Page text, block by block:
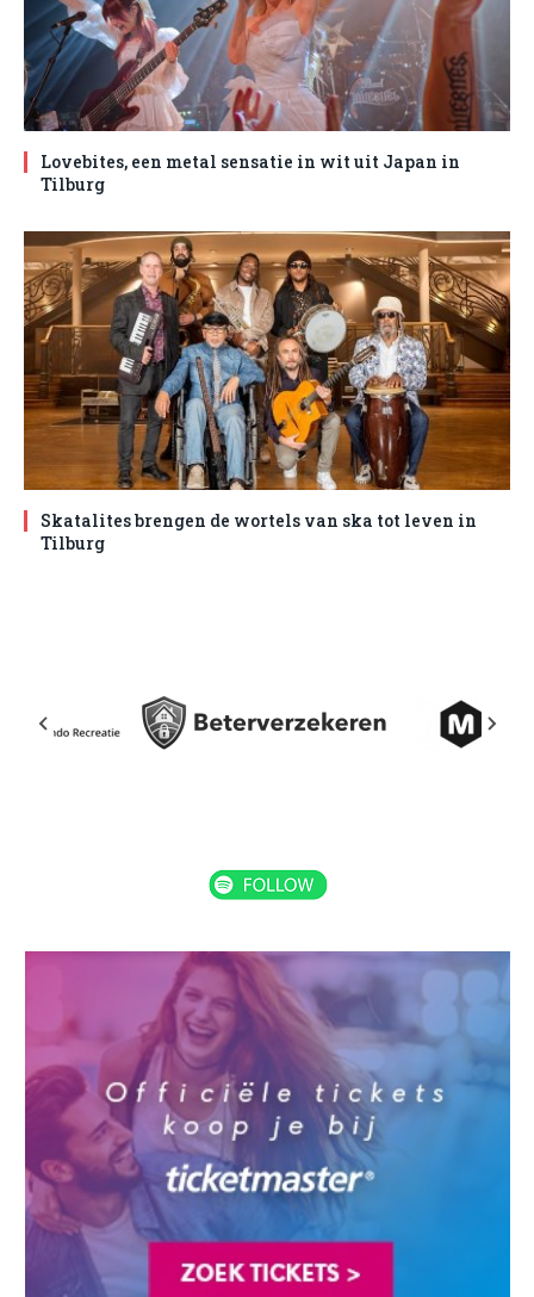
Lovebites, een metal sensatie in wit uit Japan in
Tilburg
Skatalites brengen de wortels van ska tot leven in
Tilburg